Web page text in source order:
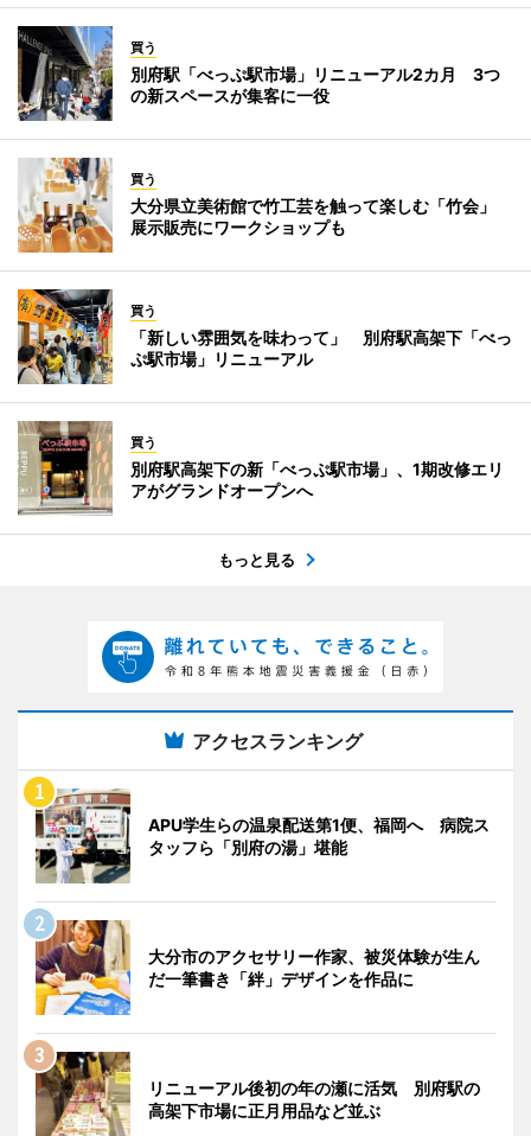
買う
別府駅「べっぷ駅市場」リニューアル2カ月 3つ
の新スペースが集客に一役
買う
大分県立美術館で竹工芸を触って楽しむ「竹会」
展示販売にワークショップも
買う
「新しい雰囲気を味わって」 別府駅高架下「べっ
ぷ駅市場」リニューアル
買う
別府駅高架下の新「べっぷ駅市場」、1期改修エリ
アがグランドオープンへ
もっと見る
アクセスランキング
APU学生らの温泉配送第1便、福岡へ 病院ス
タッフら「別府の湯」堪能
大分市のアクセサリー作家、被災体験が生ん
だ一筆書き「絆」デザインを作品に
リニューアル後初の年の瀬に活気 別府駅の
高架下市場に正月用品など並ぶ